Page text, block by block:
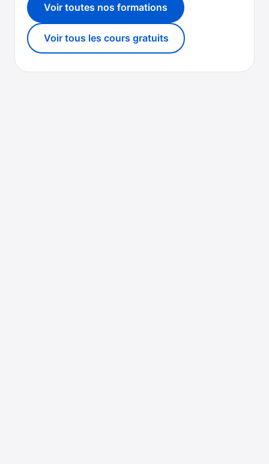
Voir toutes nos formations
Voir tous les cours gratuits